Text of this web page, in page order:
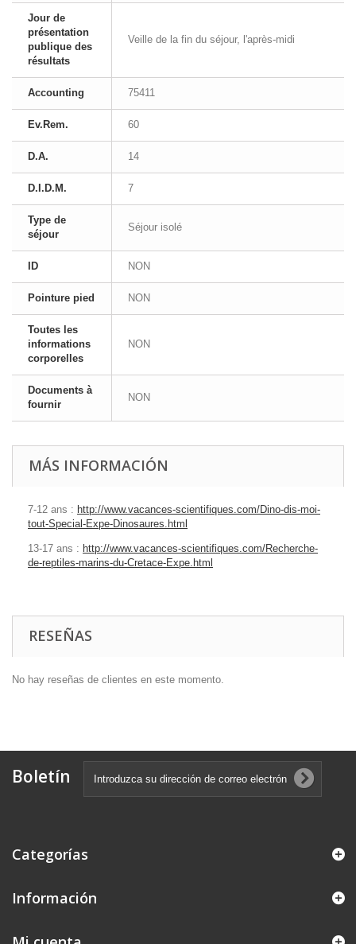
Jour de
présentation
publique des
résultats
Veille de la fin du séjour, l'après-midi
Accounting 75411
Ev.Rem. 60
D.A. 14
D.I.D.M. 7
Type de
séjour
Séjour isolé
ID NON
Pointure pied NON
Toutes les
informations
corporelles
NON
Documents à
fournir
NON
MÁS INFORMACIÓN
7-12 ans : http://www.vacances-scientifiques.com/Dino-dis-moi-
tout-Special-Expe-Dinosaures.html
13-17 ans : http://www.vacances-scientifiques.com/Recherche-
de-reptiles-marins-du-Cretace-Expe.html
RESEÑAS
No hay reseñas de clientes en este momento.
Boletín
Categorías
Información